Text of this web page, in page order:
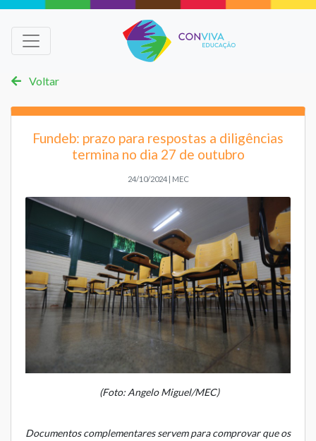
Voltar
Fundeb: prazo para respostas a diligências
termina no dia 27 de outubro
24/10/2024 | MEC
(Foto: Angelo Miguel/MEC)
Documentos complementares servem para comprovar que os